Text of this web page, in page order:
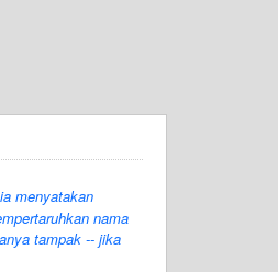
menyatakan
nama
tampak -- jika